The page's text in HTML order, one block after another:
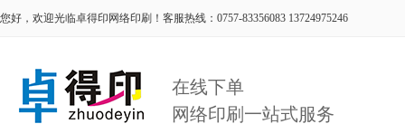
您好，欢迎光临卓得印网络印刷！客服热线：0757-83356083 13724975246
在线下单
网络印刷一站式服务